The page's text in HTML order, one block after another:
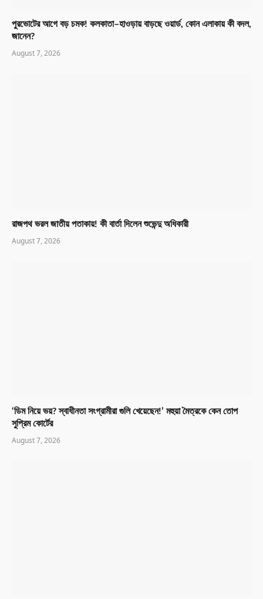
পুরভোটের আগে বড় চমক! কলকাতা–হাওড়ায় বাড়ছে ওয়ার্ড, কোন এলাকায় কী বদল,
জানেন?
August 7, 2026
রাজপথ ভরল জাতীয় পতাকায়! কী বার্তা দিলেন শুভেন্দু অধিকারী
August 7, 2026
‘ডিম নিয়ে ভয়? স্বাধীনতা সংগ্রামীরা গুলি খেয়েছেন!’ মহুয়া মৈত্রকে কেন তোপ
সুপ্রিম কোর্টের
August 7, 2026